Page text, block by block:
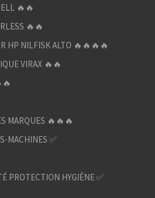
🔥🔥
🔥🔥
HP NILFISK ALTO 🔥🔥🔥🔥
VIRAX 🔥🔥
MARQUES 🔥🔥🔥
MACHINES ✅
PROTECTION HYGIÈNE ✅